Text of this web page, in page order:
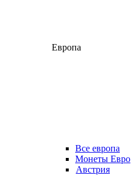
Европа
Все европа
Монеты Евро
Австрия